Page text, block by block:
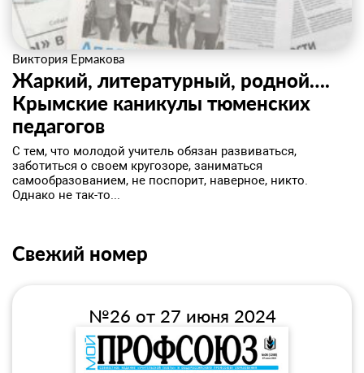
Виктория Ермакова
Жаркий, литературный, родной….
Крымские каникулы тюменских
педагогов
​С тем, что молодой учитель обязан развиваться,
заботиться о своем кругозоре, заниматься
самообразованием, не поспорит, наверное, никто.
Однако не так-то...
Свежий номер
№26 от 27 июня 2024